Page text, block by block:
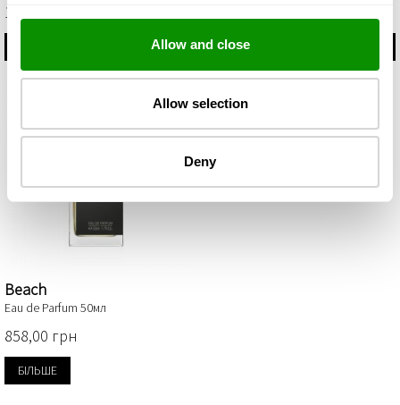
Allow and close
Allow selection
Deny
1 128,00 грн
Beach
Eau de Parfum 50мл
858,00 грн
БІЛЬШЕ